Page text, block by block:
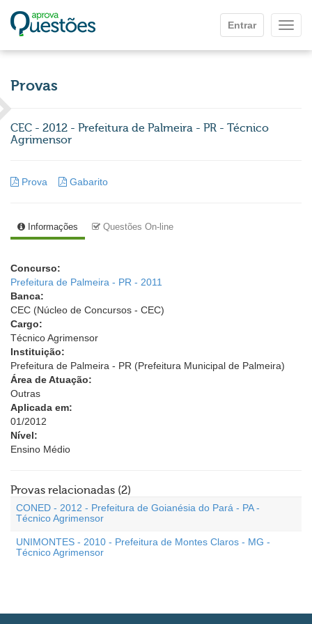
Entrar
Provas
CEC - 2012 - Prefeitura de Palmeira - PR - Técnico
Agrimensor
Prova Gabarito
Informações Questões On-line
Concurso:
Prefeitura de Palmeira - PR - 2011
Banca:
CEC (Núcleo de Concursos - CEC)
Cargo:
Técnico Agrimensor
Instituição:
Prefeitura de Palmeira - PR (Prefeitura Municipal de Palmeira)
Área de Atuação:
Outras
Aplicada em:
01/2012
Nível:
Ensino Médio
Provas relacionadas (2)
CONED - 2012 - Prefeitura de Goianésia do Pará - PA -
Técnico Agrimensor
UNIMONTES - 2010 - Prefeitura de Montes Claros - MG -
Técnico Agrimensor